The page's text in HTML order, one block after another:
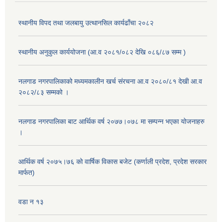
स्थानीय विपद तथा जलबायु उत्थानसिल कार्यढाँचा २०८२
स्थानीय अनुकुल कार्ययोजना (आ.व २०८१/०८२ देखि ०८६/८७ सम्म )
नलगाड नगरपालिकाको मध्यमकालीन खर्च संरचना आ.व २०८०/८१ देखी आ.व
२०८२/८३ सम्मको ।
नलगाड नगरपालिका बाट आर्थिक वर्ष २०७७।०७८ मा सम्पन्न भएका योजनाहरु
।
आर्थिक वर्ष २०७५।७६ को वार्षिक विकास बजेट (कर्णाली प्रदेश, प्रदेश सरकार
मार्फत)
वडा न १३